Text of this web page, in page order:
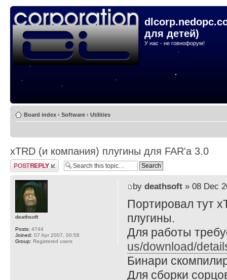
для детей)
У нас - не говнофорум!
Board index ‹ Software ‹ Utilities
xTRD (и компания) плугины для FAR'а 3.0
Post a reply
by deathsoft» 08 Dec
Портировал тут
плугины.
Для работы
us/download/
Бинари
Для сборки
deathsoft
Posts: 4744
Joined: 07 Apr 2007, 00:58
Group: Registered users